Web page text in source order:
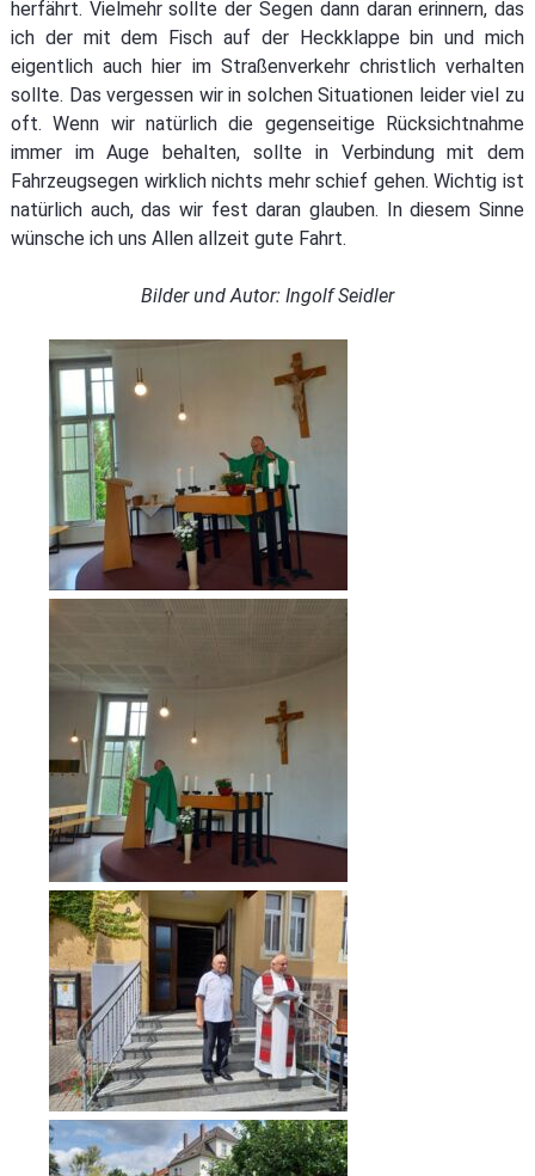
herfährt. Vielmehr sollte der Segen dann daran erinnern, das
ich der mit dem Fisch auf der Heckklappe bin und mich
eigentlich auch hier im Straßenverkehr christlich verhalten
sollte. Das vergessen wir in solchen Situationen leider viel zu
oft. Wenn wir natürlich die gegenseitige Rücksichtnahme
immer im Auge behalten, sollte in Verbindung mit dem
Fahrzeugsegen wirklich nichts mehr schief gehen. Wichtig ist
natürlich auch, das wir fest daran glauben. In diesem Sinne
wünsche ich uns Allen allzeit gute Fahrt.
Bilder und Autor: Ingolf Seidler
Wiedereintritt
Bestattungen